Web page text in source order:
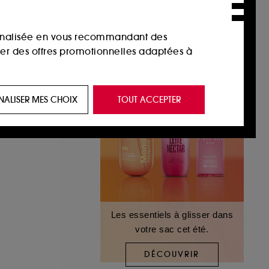
Les essentiels à glisser dans
votre sac cet été.
DÉCOUVRIR
en vous recommandant des
des offres promotionnelles adaptées à
vous plaire via des publicités, y compris
navigation sur notre site afin d’en
fraudes aux moyens de paiement et les
du site, tel que les cookies
d’accéder à votre compte lors
TOUT ACCEPTER
MES CHOIX